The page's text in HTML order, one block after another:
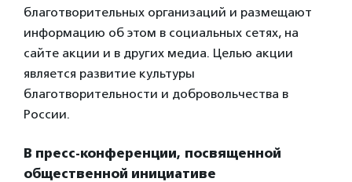
благотворительных организаций и размещают
информацию об этом в социальных сетях, на
сайте акции и в других медиа. Целью акции
является развитие культуры
благотворительности и добровольчества в
России.
В пресс-конференции, посвященной
общественной инициативе